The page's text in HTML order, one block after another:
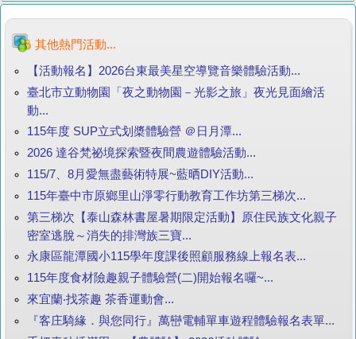
其他熱門活動...
【活動報名】2026台東最美星空導覽音樂體驗活動...
臺北市立動物園「夜之動物園－光影之旅」夜光見面繪活
動...
115年度 SUP立式划槳體驗營 ＠日月潭...
2026 達谷梵祕境探索暨夜間農遊體驗活動...
115/7、8月愛無盡藝術特展~藍晒DIY活動...
115年臺中市原鄉里山淨零行動教育工作坊第三梯次...
第三梯次【泰山森林書屋暑期限定活動】原住民族文化親子
密室逃脫～消失的排灣族三寶...
永康區龍潭國小115學年度課後照顧服務線上報名表...
115年度食材險趣親子體驗營(二)開始報名囉~...
來宜蘭‧找茶趣 茶香運動會...
『客庄騎緣．與您同行』萬巒電輔單車遊程體驗報名表單...